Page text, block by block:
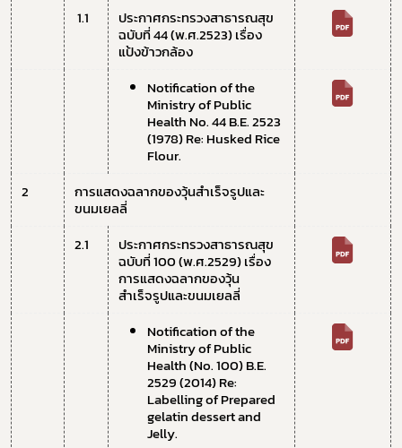
1.1
ประกาศกระทรวงสาธารณสุข
ฉบับที่ 44 (พ.ศ.2523) เรื่อง
แป้งข้าวกล้อง
Notification of the
Ministry of Public
Health No. 44 B.E. 2523
(1978) Re: Husked Rice
Flour.
2
การแสดงฉลากของวุ้นสำเร็จรูปและ
ขนมเยลลี่
2.1
ประกาศกระทรวงสาธารณสุข
ฉบับที่ 100 (พ.ศ.2529) เรื่อง
การแสดงฉลากของวุ้น
สำเร็จรูปและขนมเยลลี่
Notification of the
Ministry of Public
Health (No. 100) B.E.
2529 (2014) Re:
Labelling of Prepared
gelatin dessert and
Jelly.